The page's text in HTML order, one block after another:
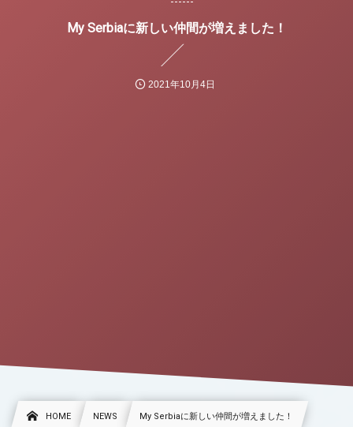
My Serbiaに新しい仲間が増えました！
2021年10月4日
HOME NEWS My Serbiaに新しい仲間が増えました！